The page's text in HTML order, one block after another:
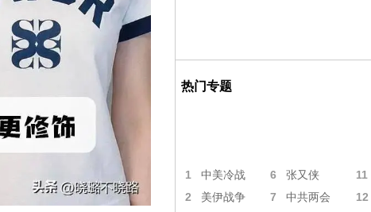
热门专题
1 中美冷战 6 张又侠 11
2 美伊战争 7 中共两会 12